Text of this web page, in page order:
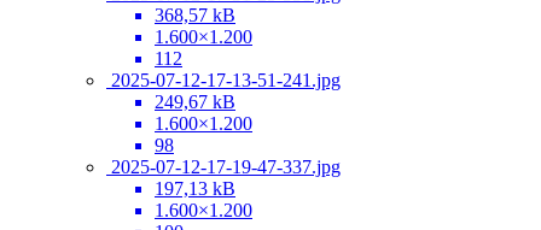
368,57 kB
1.600×1.200
112
2025-07-12-17-13-51-241.jpg
249,67 kB
1.600×1.200
98
2025-07-12-17-19-47-337.jpg
197,13 kB
1.600×1.200